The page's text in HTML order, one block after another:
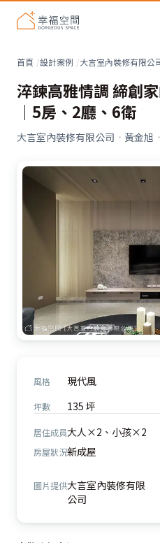
首頁 設計案例 大言室內裝修有限公
淬鍊高雅情調 締創
｜5房、2廳、6衛
大言室內裝修有限公司 · 黃金旭 ·
風格 現代風
坪數 135 坪
居住成員大人×2、小孩×2
房屋狀況新成屋
圖片提供大言室內裝修有限
公司